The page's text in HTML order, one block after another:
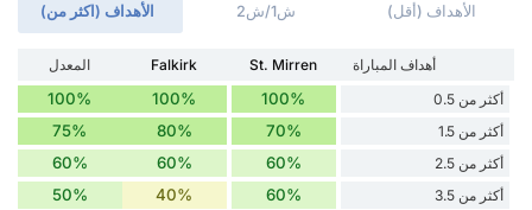
الأهداف (اكثر من) ش1/ش2 الأهداف (أقل)
أهداف المباراة St. Mirren
Falkirk
المعدل
أكثر من 0.5
100%
100%
100%
أكثر من 1.5 70%
80%
75%
أكثر من 2.5 60%
60%
60%
أكثر من 3.5 60%
40%
50%